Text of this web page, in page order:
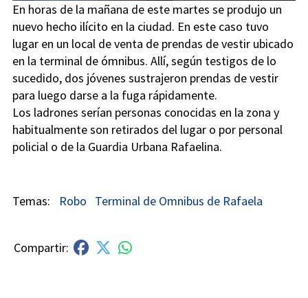
En horas de la mañana de este martes se produjo un
nuevo hecho ilícito en la ciudad. En este caso tuvo
lugar en un local de venta de prendas de vestir ubicado
en la terminal de ómnibus. Allí, según testigos de lo
sucedido, dos jóvenes sustrajeron prendas de vestir
para luego darse a la fuga rápidamente.
Los ladrones serían personas conocidas en la zona y
habitualmente son retirados del lugar o por personal
policial o de la Guardia Urbana Rafaelina.
Robo Terminal de Omnibus de Rafaela